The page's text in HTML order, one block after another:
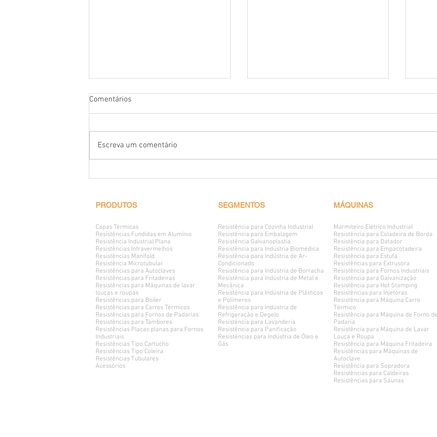
Comentários
Escreva um comentário
PRODUTOS
Capas Térmicas
Resistências Fundidas em Alumínio
Resistência Industrial Plana
Resistências Infravermelhos
Resistências Manifold
Resistência Microtubular
Resistências para Autoclaves
Resistências para Fritadeiras
Resistências para Máquinas de lavar
louças e roupas
Resistências para Boiler
Resistências para Carros Térmicos
Resistências para Fornos de Padarias
Resistências para Tambores
Resistências Placas planas para Fornos
Industriais
Resistências Tipo Cartucho
Resistências Tipo Coleira
Resistências Tubulares
Acessórios
SEGMENTOS
Resistência para Cozinha Industrial
Resistência para Embalagem
Resistência Galvanoplastia
Resistência para Indústria Biomédica
Resistência para Indústria de Ar-
Condicionado
Resistência para Indústria de Borracha
Resistência para Indústria de Metal e
Mecânica
Resistência para Indústria de Plásticos
e Polímeros
Resistência para Indústria de
Refrigeração e Degelo
Resistência para Lavanderia
Resistência para Panificação
Resistências para Indústria de Óleo e
Gás
MÁQUINAS
Marmiteiro Elétrico Industrial
Resistência para Coladeira de Borda
Resistência para Datador
Resistência para Empacotadeira
Resistência para Estufa
Resistências para Extrusora
Resistência para Fornos Industriais
Resistência para Galvanização
Resistência para Hot Stamping
Resistências para Injetoras
Resistência para Máquina Carro
Térmico
Resistência para Máquina de Forno de
Padaria
Resistência para Máquina de Lavar
Louça e Roupa
Resistência para Máquina Fritadeira
Resistências para Máquinas de
Autoclave
Resistência para Sopradora
Resistências para Caldeiras
Resistências para Saunas